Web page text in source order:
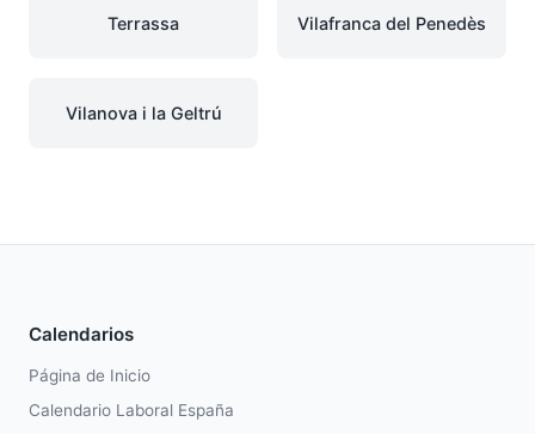
Terrassa Vilafranca del Penedès
Vilanova i la Geltrú
Calendarios
Página de Inicio
Calendario Laboral España